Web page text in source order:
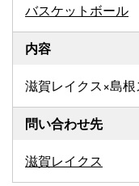
バスケットボール
内容
滋賀レイクス×島
問い合わせ先
滋賀レイクス